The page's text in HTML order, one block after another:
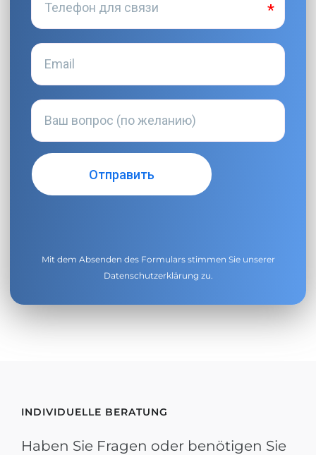
Mit dem Absenden des Formulars stimmen Sie unserer
Datenschutzerklärung zu.
INDIVIDUELLE BERATUNG
Haben Sie Fragen oder benötigen Sie